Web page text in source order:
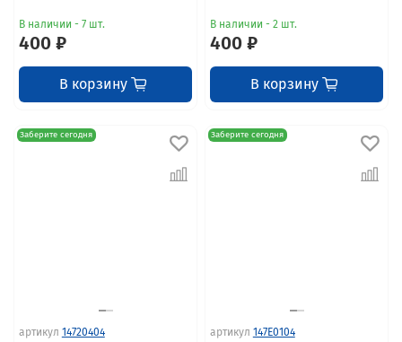
В наличии - 7 шт.
400 ₽
В корзину
В наличии - 2 шт.
400 ₽
В корзину
Заберите сегодня
артикул 14720404
Заберите сегодня
артикул 147E0104